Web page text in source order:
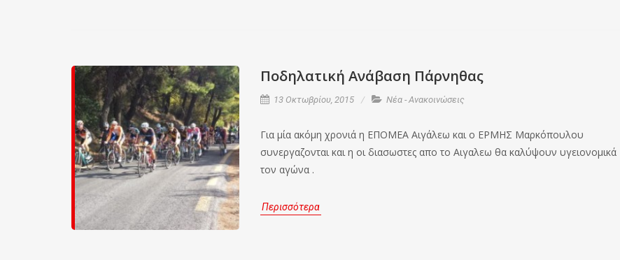
Ποδηλατική Ανάβαση Πάρνηθας
13 Οκτωβρίου, 2015 Νέα - Ανακοινώσεις
Για μία ακόμη χρονιά η ΕΠΟΜΕΑ Αιγάλεω και ο ΕΡΜΗΣ Μαρκόπουλου
συνεργαζονται και η οι διασωστες απο το Αιγαλεω θα καλύψουν υγειονομικά
τον αγώνα .
Περισσότερα